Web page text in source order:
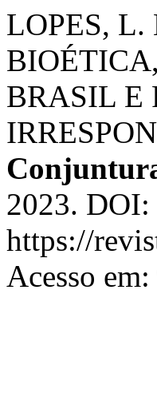
LOPES, L.
BRASIL E
2023. DOI:
https://
Acesso